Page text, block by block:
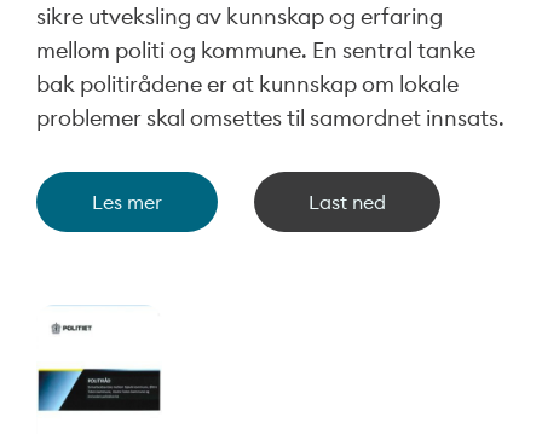
sikre utveksling av kunnskap og erfaring
mellom politi og kommune. En sentral tanke
bak politirådene er at kunnskap om lokale
problemer skal omsettes til samordnet innsats.
Les mer Last ned